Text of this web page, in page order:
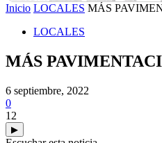
Inicio LOCALES MÁS
LOCALES
MÁS
6 septiembre, 2022
0
12
▶